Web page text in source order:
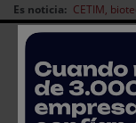
Es noticia: CETIM,
Redes Sociales
Es noticia